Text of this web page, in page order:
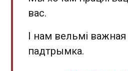
вас.
І нам вельмі
падтрымка.